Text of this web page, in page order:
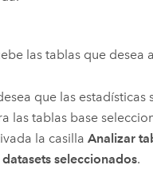
las tablas que desea
que las estadísticas
las tablas base
la casillaAnalizar
datasets seleccionados.